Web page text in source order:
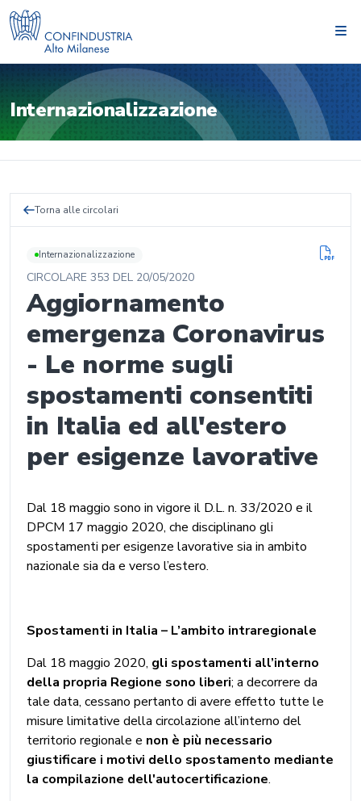
Internazionalizzazione
Torna alle circolari
Internazionalizzazione
CIRCOLARE 353 DEL 20/05/2020
Aggiornamento
emergenza Coronavirus
- Le norme sugli
spostamenti consentiti
in Italia ed all'estero
per esigenze lavorative
Dal 18 maggio sono in vigore il D.L. n. 33/2020 e il
DPCM 17 maggio 2020, che disciplinano gli
spostamenti per esigenze lavorative sia in ambito
nazionale sia da e verso l’estero.
Spostamenti in Italia – L’ambito intraregionale
Dal 18 maggio 2020, gli spostamenti all’interno
della propria Regione sono liberi; a decorrere da
tale data, cessano pertanto di avere effetto tutte le
misure limitative della circolazione all’interno del
territorio regionale e non è più necessario
giustificare i motivi dello spostamento mediante
la compilazione dell'autocertificazione.